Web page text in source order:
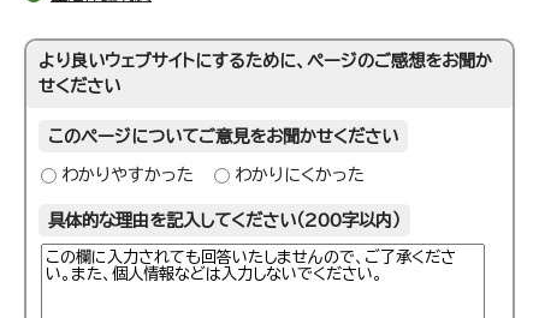
より良いウェブサイトにするために、ページのご感想をお聞か
せください
このページについてご意見をお聞かせください
わかりやすかった わかりにくかった
具体的な理由を記入してください（200字以内）